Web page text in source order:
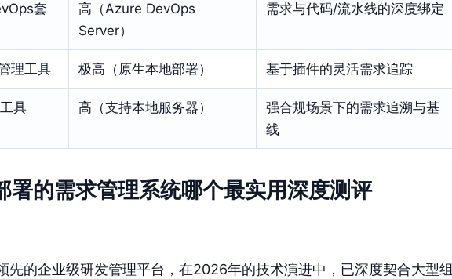
套
高（Azure DevOps
Server）
需求与代码/流水线的深度绑定
理工具 极高（原生本地部署） 基于插件的灵活需求追踪
具 高（支持本地服务器）
强合规场景下的需求追溯与基
线
的需求管理系统哪个最实用深度测评
先的企业级研发管理平台，在2026年的技术演进中，已深度契合大型组